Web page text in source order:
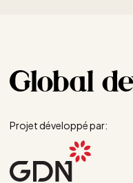
Projet développé par: